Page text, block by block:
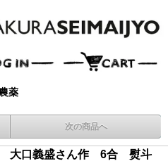
薬
次の商品へ
大口義盛さん作 6合 熨斗